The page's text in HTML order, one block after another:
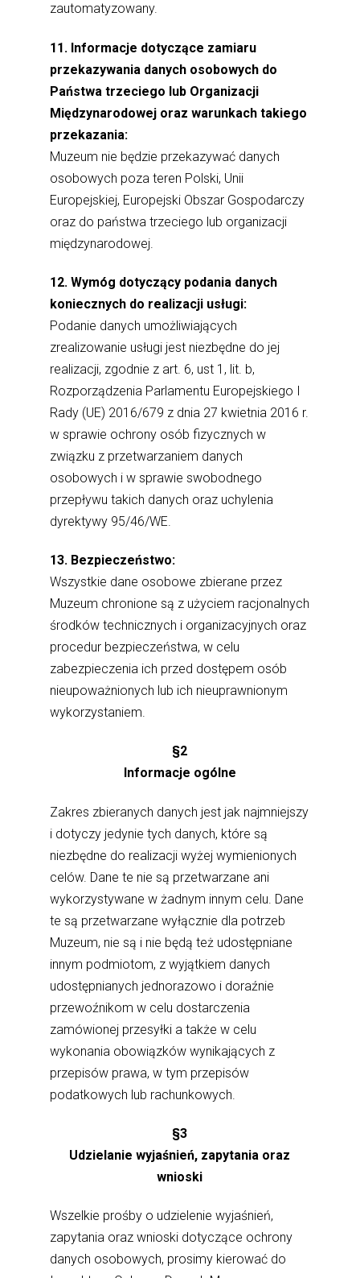
zautomatyzowany.
11. Informacje dotyczące zamiaru
przekazywania danych osobowych do
Państwa trzeciego lub Organizacji
Międzynarodowej oraz warunkach takiego
przekazania:
Muzeum nie będzie przekazywać danych
osobowych poza teren Polski, Unii
Europejskiej, Europejski Obszar Gospodarczy
oraz do państwa trzeciego lub organizacji
międzynarodowej.
12. Wymóg dotyczący podania danych
koniecznych do realizacji usługi:
Podanie danych umożliwiających
zrealizowanie usługi jest niezbędne do jej
realizacji, zgodnie z art. 6, ust 1, lit. b,
Rozporządzenia Parlamentu Europejskiego I
Rady (UE) 2016/679 z dnia 27 kwietnia 2016 r.
w sprawie ochrony osób fizycznych w
związku z przetwarzaniem danych
osobowych i w sprawie swobodnego
przepływu takich danych oraz uchylenia
dyrektywy 95/46/WE.
13. Bezpieczeństwo:
Wszystkie dane osobowe zbierane przez
Muzeum chronione są z użyciem racjonalnych
środków technicznych i organizacyjnych oraz
procedur bezpieczeństwa, w celu
zabezpieczenia ich przed dostępem osób
nieupoważnionych lub ich nieuprawnionym
wykorzystaniem.
§2
Informacje ogólne
Zakres zbieranych danych jest jak najmniejszy
i dotyczy jedynie tych danych, które są
niezbędne do realizacji wyżej wymienionych
celów. Dane te nie są przetwarzane ani
wykorzystywane w żadnym innym celu. Dane
te są przetwarzane wyłącznie dla potrzeb
Muzeum, nie są i nie będą też udostępniane
innym podmiotom, z wyjątkiem danych
udostępnianych jednorazowo i doraźnie
przewoźnikom w celu dostarczenia
zamówionej przesyłki a także w celu
wykonania obowiązków wynikających z
przepisów prawa, w tym przepisów
podatkowych lub rachunkowych.
§3
Udzielanie wyjaśnień, zapytania oraz
wnioski
Wszelkie prośby o udzielenie wyjaśnień,
zapytania oraz wnioski dotyczące ochrony
danych osobowych, prosimy kierować do